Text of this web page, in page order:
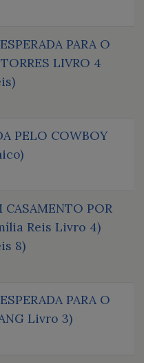
PARA O
LIVRO 4
PELO COWBOY
CASAMENTO POR
Reis Livro 4)
8)
PARA O
Livro 3)